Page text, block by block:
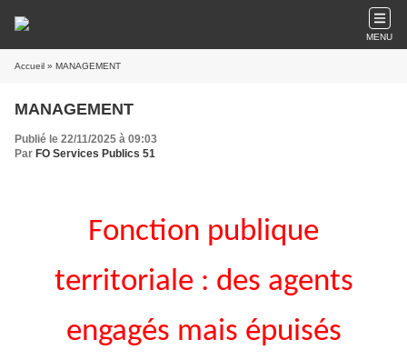
MENU
Accueil » MANAGEMENT
MANAGEMENT
Publié le 22/11/2025 à 09:03
Par FO Services Publics 51
Fonction publique
territoriale : des agents
engagés mais épuisés